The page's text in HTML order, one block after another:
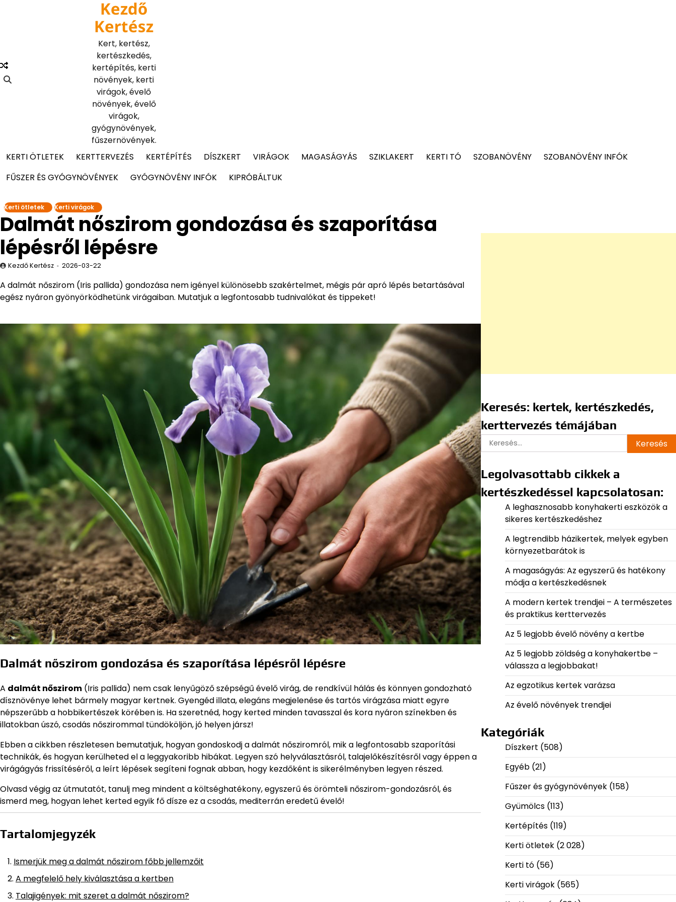
Kezdő
Kertész
Kert, kertész,
kertészkedés,
kertépítés, kerti
növények, kerti
virágok, évelő
növények, évelő
virágok,
gyógynövények,
fűszernövények.
KERTI ÖTLETEK
KERTTERVEZÉS KERTÉPÍTÉS DÍSZKERT VIRÁGOK MAGASÁGYÁS SZIKLAKERT KERTI TÓ SZOBANÖVÉNY
SZOBANÖVÉNY INFÓK
FŰSZER ÉS GYÓGYNÖVÉNYEK
GYÓGYNÖVÉNY INFÓK KIPRÓBÁLTUK
Kerti ötletek Kerti virágok
Dalmát nőszirom gondozása és szaporítása
lépésről lépésre
Kezdő Kertész 2026-03-22
A dalmát nőszirom (Iris pallida) gondozása nem igényel különösebb szakértelmet, mégis pár apró lépés betartásával
egész nyáron gyönyörködhetünk virágaiban. Mutatjuk a legfontosabb tudnivalókat és tippeket!
Dalmát nőszirom gondozása és szaporítása lépésről lépésre
A dalmát nőszirom (Iris pallida) nem csak lenyűgöző szépségű évelő virág, de rendkívül hálás és könnyen gondozható
dísznövénye lehet bármely magyar kertnek. Gyengéd illata, elegáns megjelenése és tartós virágzása miatt egyre
népszerűbb a hobbikertészek körében is. Ha szeretnéd, hogy kerted minden tavasszal és kora nyáron színekben és
illatokban úszó, csodás nőszirommal tündököljön, jó helyen jársz!
Ebben a cikkben részletesen bemutatjuk, hogyan gondoskodj a dalmát nősziromról, mik a legfontosabb szaporítási
technikák, és hogyan kerülheted el a leggyakoribb hibákat. Legyen szó helyválasztásról, talajelőkészítésről vagy éppen a
virágágyás frissítéséről, a leírt lépések segíteni fognak abban, hogy kezdőként is sikerélményben legyen részed.
Olvasd végig az útmutatót, tanulj meg mindent a költséghatékony, egyszerű és örömteli nőszirom-gondozásról, és
ismerd meg, hogyan lehet kerted egyik fő dísze ez a csodás, mediterrán eredetű évelő!
Tartalomjegyzék
Ismerjük meg a dalmát nőszirom főbb jellemzőit
A megfelelő hely kiválasztása a kertben
Talajigények: mit szeret a dalmát nőszirom?
Keresés: kertek, kertészkedés,
kerttervezés témájában
Keresés:
Legolvasottabb cikkek a
kertészkedéssel kapcsolatosan:
A leghasznosabb konyhakerti eszközök a
sikeres kertészkedéshez
A legtrendibb házikertek, melyek egyben
környezetbarátok is
A magaságyás: Az egyszerű és hatékony
módja a kertészkedésnek
A modern kertek trendjei – A természetes
és praktikus kerttervezés
Az 5 legjobb évelő növény a kertbe
Az 5 legjobb zöldség a konyhakertbe –
válassza a legjobbakat!
Az egzotikus kertek varázsa
Az évelő növények trendjei
Kategóriák
Díszkert (508)
Egyéb(21)
Fűszer és gyógynövények(158)
Gyümölcs(113)
Kertépítés(119)
Kerti ötletek(2 028)
Kerti tó(56)
Kerti virágok(565)